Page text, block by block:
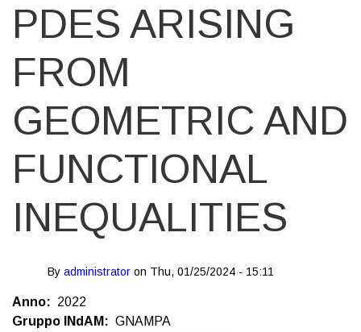
PDES ARISING
FROM
GEOMETRIC AND
FUNCTIONAL
INEQUALITIES
By administrator on Thu, 01/25/2024 - 15:11
Anno
2022
Gruppo INdAM
GNAMPA